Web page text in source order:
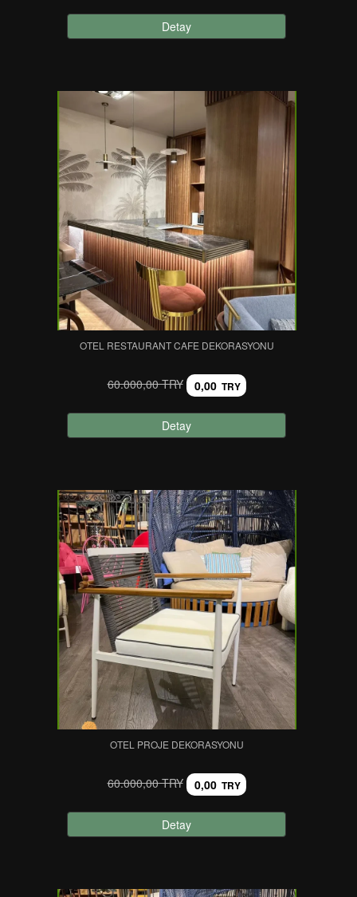
Detay
OTEL RESTAURANT CAFE DEKORASYONU
60.000,00 TRY 0,00 TRY
Detay
OTEL PROJE DEKORASYONU
60.000,00 TRY 0,00 TRY
Detay